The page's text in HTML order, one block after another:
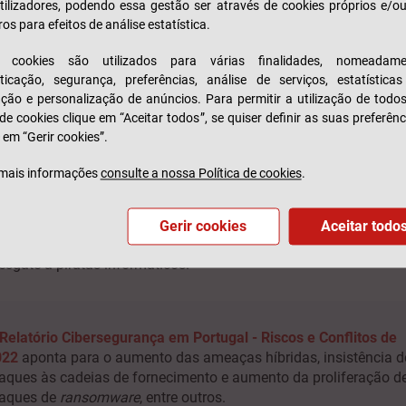
malicioso que se instala num sistema informático e perturba
de vírus. Também permite, ao pirata informático, espiar
seguro Cyber Risks?
a cobrir os custos relativos aos riscos cibernéticos que a
como ohacking
devam fazer tudo para garantir a sua própria segurança
por vezes, ser insuficiente.
o prejuízo financeiro pode ser enorme, se pensarmos nos
do crime, recuperação de dados perdidos, perda de
a piratas informáticos.
Relatório Cibersegurança em Portugal - Riscos e Conflitos de
aponta para o aumento das ameaças híbridas, insistência
às cadeias de fornecimento e aumento da proliferação
de ransomware, entre outros.
podendo essa gestão ser através de cookies próprios e/
para efeitos de análise estatística.
cookies são utilizados para várias finalidades,
segurança, preferências, análise de serviços,
e personalização de anúncios. Para permitir a utilização de
cookies clique em “Aceitar todos”, se quiser definir as suas
“Gerir cookies”.
informaçõesconsulte a nossa Política de cookies.
Gerir cookies Aceitar